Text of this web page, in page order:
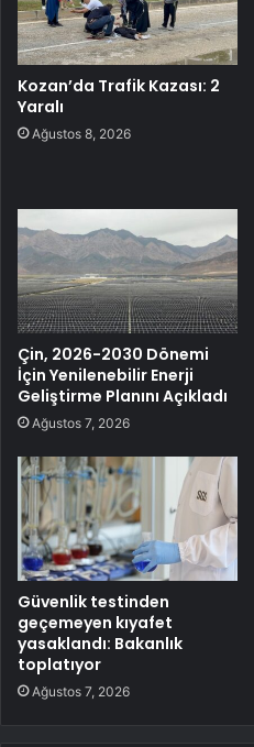
Kozan’da Trafik Kazası: 2
Yaralı
Ağustos 8, 2026
Çin, 2026-2030 Dönemi
İçin Yenilenebilir Enerji
Geliştirme Planını Açıkladı
Ağustos 7, 2026
Güvenlik testinden
geçemeyen kıyafet
yasaklandı: Bakanlık
toplatıyor
Ağustos 7, 2026